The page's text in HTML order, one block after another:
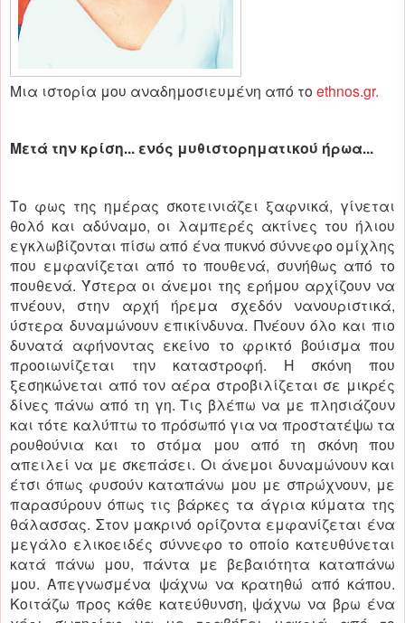
Μια ιστορία μου αναδημοσιευμένη από το ethnos.gr.
Μετά την κρίση... ενός μυθιστορηματικού ήρωα...
Το φως της ημέρας σκοτεινιάζει ξαφνικά, γίνεται
θολό και αδύναμο, οι λαμπερές ακτίνες του ήλιου
εγκλωβίζονται πίσω από ένα πυκνό σύννεφο ομίχλης
που εμφανίζεται από το πουθενά, συνήθως από το
πουθενά. Ύστερα οι άνεμοι της ερήμου αρχίζουν να
πνέουν, στην αρχή ήρεμα σχεδόν νανουριστικά,
ύστερα δυναμώνουν επικίνδυνα. Πνέουν όλο και πιο
δυνατά αφήνοντας εκείνο το φρικτό βούισμα που
προοιωνίζεται την καταστροφή. Η σκόνη που
ξεσηκώνεται από τον αέρα στροβιλίζεται σε μικρές
δίνες πάνω από τη γη. Τις βλέπω να με πλησιάζουν
και τότε καλύπτω το πρόσωπό για να προστατέψω τα
ρουθούνια και το στόμα μου από τη σκόνη που
απειλεί να με σκεπάσει. Οι άνεμοι δυναμώνουν και
έτσι όπως φυσούν καταπάνω μου με σπρώχνουν, με
παρασύρουν όπως τις βάρκες τα άγρια κύματα της
θάλασσας. Στον μακρινό ορίζοντα εμφανίζεται ένα
μεγάλο ελικοειδές σύννεφο το οποίο κατευθύνεται
κατά πάνω μου, πάντα με βεβαιότητα καταπάνω
μου. Απεγνωσμένα ψάχνω να κρατηθώ από κάπου.
Κοιτάζω προς κάθε κατεύθυνση, ψάχνω να βρω ένα